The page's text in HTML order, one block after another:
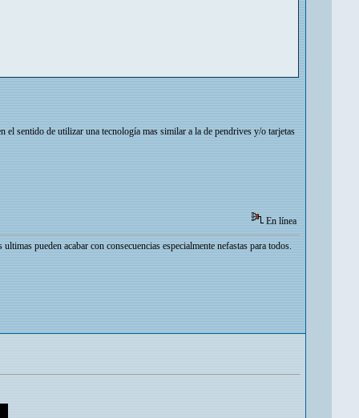
sentido de utilizar una tecnología mas similar a la de pendrives y/o tarjetas
En línea
pueden acabar con consecuencias especialmente nefastas para todos.